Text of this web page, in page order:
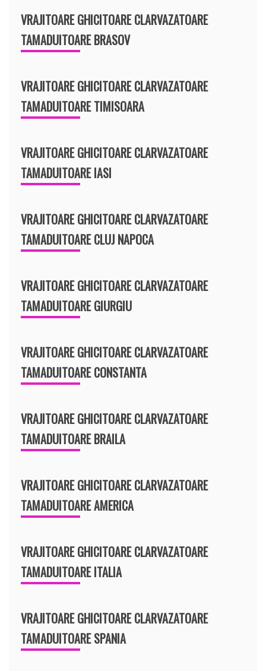
VRAJITOARE GHICITOARE CLARVAZATOARE
TAMADUITOARE BRASOV
VRAJITOARE GHICITOARE CLARVAZATOARE
TAMADUITOARE TIMISOARA
VRAJITOARE GHICITOARE CLARVAZATOARE
TAMADUITOARE IASI
VRAJITOARE GHICITOARE CLARVAZATOARE
TAMADUITOARE CLUJ NAPOCA
VRAJITOARE GHICITOARE CLARVAZATOARE
TAMADUITOARE GIURGIU
VRAJITOARE GHICITOARE CLARVAZATOARE
TAMADUITOARE CONSTANTA
VRAJITOARE GHICITOARE CLARVAZATOARE
TAMADUITOARE BRAILA
VRAJITOARE GHICITOARE CLARVAZATOARE
TAMADUITOARE AMERICA
VRAJITOARE GHICITOARE CLARVAZATOARE
TAMADUITOARE ITALIA
VRAJITOARE GHICITOARE CLARVAZATOARE
TAMADUITOARE SPANIA